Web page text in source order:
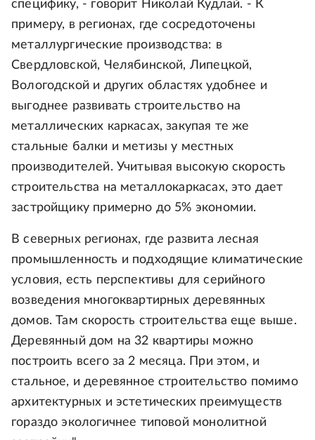
специфику, - говорит Николай Кудлай. - К
примеру, в регионах, где сосредоточены
металлургические производства: в
Свердловской, Челябинской, Липецкой,
Вологодской и других областях удобнее и
выгоднее развивать строительство на
металлических каркасах, закупая те же
стальные балки и метизы у местных
производителей. Учитывая высокую скорость
строительства на металлокаркасах, это дает
застройщику примерно до 5% экономии.
В северных регионах, где развита лесная
промышленность и подходящие климатические
условия, есть перспективы для серийного
возведения многоквартирных деревянных
домов. Там скорость строительства еще выше.
Деревянный дом на 32 квартиры можно
построить всего за 2 месяца. При этом, и
стальное, и деревянное строительство помимо
архитектурных и эстетических преимуществ
гораздо экологичнее типовой монолитной